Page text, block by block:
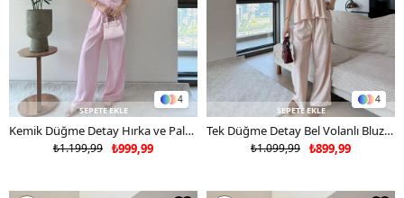
4
SEPETE EKLE
Kemik Düğme Detay Hırka ve Palazzo Pantolonlu Keten İkili Takım Pembe 2266
₺999,99
₺1.199,99
4
SEPETE EKLE
Tek Düğme Detay Bel Volanlı Bluz ve Pantolonlu Keten İkili Takım Bej 2265
₺899,99
₺1.099,99